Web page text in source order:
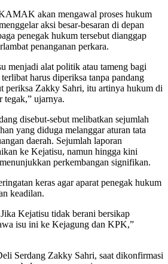
akan mengawal proses hukum
aksi besar-besaran di depan
penegak hukum tersebut dianggap
penanganan perkara.
menjadi alat politik atau tameng bagi
harus diperiksa tanpa pandang
periksa Zakky Sahri, itu artinya hukum di
tegak,” ujarnya.
disebut-sebut melibatkan sejumlah
yang diduga melanggar aturan tata
daerah. Sejumlah laporan
ke Kejatisu, namun hingga kini
perkembangan signifikan.
keras agar aparat penegak hukum
keadilan.
Kejatisu tidak berani bersikap
isu ini ke Kejagung dan KPK,”
Serdang Zakky Sahri, saat dikonfirmasi